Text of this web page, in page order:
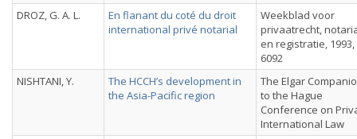
DROZ, G. A. L.
En flanant du coté du droit
international privé notarial
Weekblad voor
privaatrecht,
en registratie, 1993,
6092
NISHTANI, Y.
The HCCH’s development in
the Asia-Pacific region
The Elgar
to the Hague
Conference on
International Law